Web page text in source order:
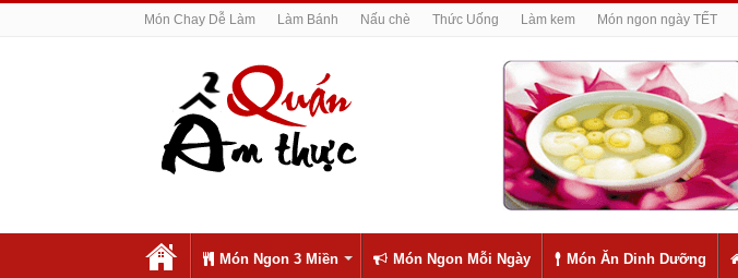
Món Chay Dễ Làm Làm Bánh Nấu chè Thức Uống Làm kem Món ngon ngày TẾT
Món Ngon 3 Miền Món Ngon Mỗi Ngày Món Ăn Dinh Dưỡng